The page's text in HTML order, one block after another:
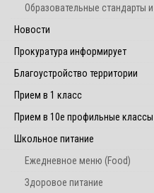
Образовательные стандарты
Новости
Прокуратура информирует
Благоустройство территории
Прием в 1 класс
Прием в 10е профильные классы
Школьное питание
Ежедневное меню (Food)
Здоровое питание